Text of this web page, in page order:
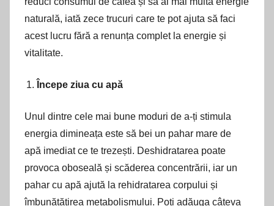
naturală, iată zece trucuri care te pot ajuta să faci
acest lucru fără a renunța complet la energie și
vitalitate.
Începe ziua cu apă
Unul dintre cele mai bune moduri de a-ți stimula
energia dimineața este să bei un pahar mare de
apă imediat ce te trezești. Deshidratarea poate
provoca oboseală și scăderea concentrării, iar un
pahar cu apă ajută la rehidratarea corpului și
îmbunătățirea metabolismului. Poți adăuga câteva